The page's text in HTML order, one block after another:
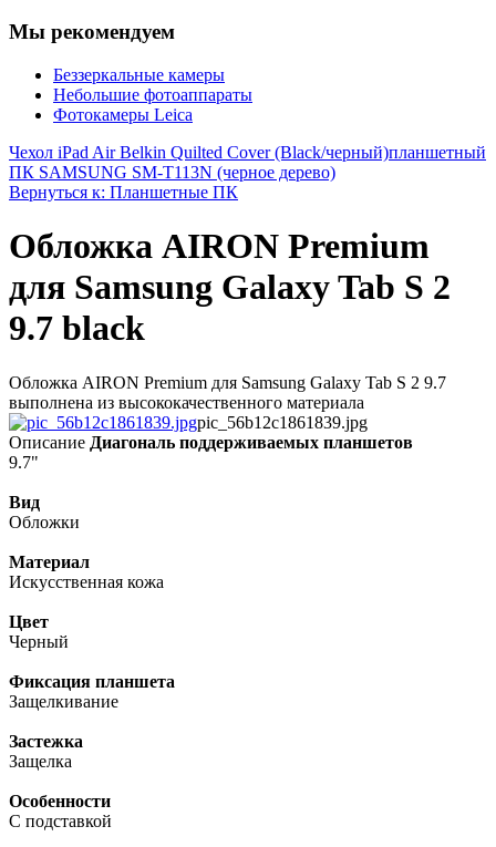
Мы рекомендуем
Беззеркальные камеры
Небольшие фотоаппараты
Фотокамеры Leica
Чехол iPad Air Belkin Quilted Cover (Black/черный)планшетный
ПК SAMSUNG SM-T113N (черное дерево)
Вернуться к: Планшетные ПК
Обложка AIRON Premium
для Samsung Galaxy Tab S 2
9.7 black
Обложка AIRON Premium для Samsung Galaxy Tab S 2 9.7
выполнена из высококачественного материала
pic_56b12c1861839.jpg
Описание Диагональ поддерживаемых планшетов
9.7"
Вид
Обложки
Материал
Искусственная кожа
Цвет
Черный
Фиксация планшета
Защелкивание
Застежка
Защелка
Особенности
С подставкой